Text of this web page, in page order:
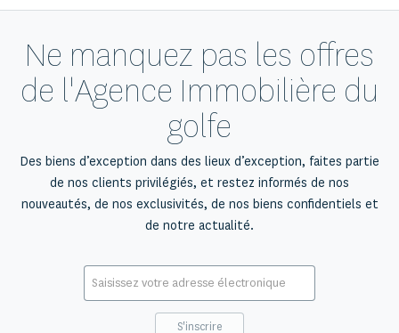
Ne manquez pas les offres
de l'Agence Immobilière du
golfe
Des biens d’exception dans des lieux d’exception, faites partie
de nos clients privilégiés, et restez informés de nos
nouveautés, de nos exclusivités, de nos biens confidentiels et
de notre actualité.
mail
*